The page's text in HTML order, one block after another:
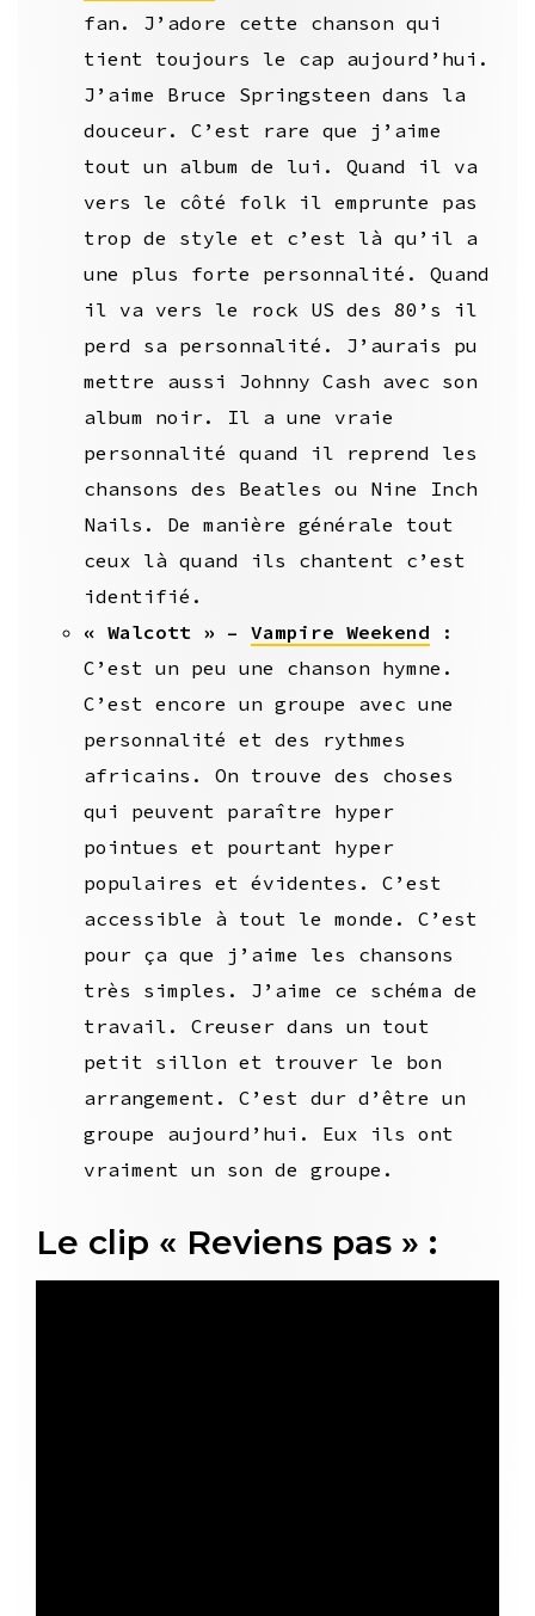
fan. J’adore cette chanson qui
tient toujours le cap aujourd’hui.
J’aime Bruce Springsteen dans la
douceur. C’est rare que j’aime
tout un album de lui. Quand il va
vers le côté folk il emprunte pas
trop de style et c’est là qu’il a
une plus forte personnalité. Quand
il va vers le rock US des 80’s il
perd sa personnalité. J’aurais pu
mettre aussi Johnny Cash avec son
album noir. Il a une vraie
personnalité quand il reprend les
chansons des Beatles ou Nine Inch
Nails. De manière générale tout
ceux là quand ils chantent c’est
identifié.
« Walcott » – Vampire Weekend :
C’est un peu une chanson hymne.
C’est encore un groupe avec une
personnalité et des rythmes
africains. On trouve des choses
qui peuvent paraître hyper
pointues et pourtant hyper
populaires et évidentes. C’est
accessible à tout le monde. C’est
pour ça que j’aime les chansons
très simples. J’aime ce schéma de
travail. Creuser dans un tout
petit sillon et trouver le bon
arrangement. C’est dur d’être un
groupe aujourd’hui. Eux ils ont
vraiment un son de groupe.
Le clip « Reviens pas » :